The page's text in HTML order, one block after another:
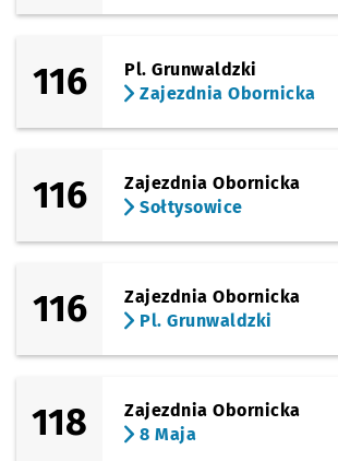
116
Pl. Grunwaldzki
Zajezdnia Obornicka
116
Zajezdnia Obornicka
Sołtysowice
116
Zajezdnia Obornicka
Pl. Grunwaldzki
118
Zajezdnia Obornicka
8 Maja